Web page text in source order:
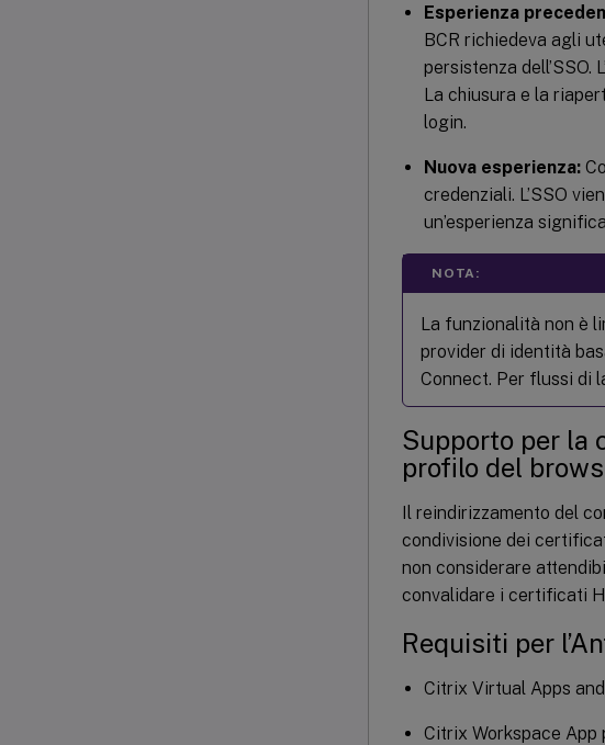
Esperienza
BCR richiedeva agli
persistenza dell’SSO.
La chiusura e la
login.
Nuova esperienza:
credenziali. L’SSO
un’esperienza
NOTA:
La funzionalità non è
provider di identità
Connect. Per flussi di
Supporto per la
profilo del
Il reindirizzamento del
condivisione dei
non considerare
convalidare i certificati
Requisiti per
Citrix Virtual Apps
Citrix Workspace App